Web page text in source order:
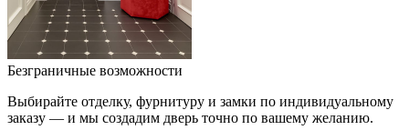
Безграничные возможности
Выбирайте отделку, фурнитуру и замки по индивидуальному
заказу — и мы создадим дверь точно по вашему желанию.